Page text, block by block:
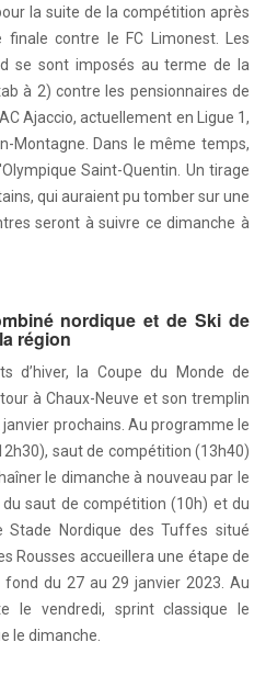
la suite de la compétition après
contre le FC Limonest. Les
se sont imposés au terme de la
à 2) contre les pensionnaires de
Ajaccio, actuellement en Ligue 1,
Montagne. Dans le même temps,
Saint-Quentin. Un tirage
qui auraient pu tomber sur une
seront à suivre ce dimanche à
nordique et de Ski de
région
d’hiver, la Coupe du Monde de
à Chaux-Neuve et son tremplin
prochains. Au programme le
saut de compétition (13h40)
le dimanche à nouveau par le
du saut de compétition (10h) et du
Nordique des Tuffes situé
Rousses accueillera une étape de
fond du 27 au 29 janvier 2023. Au
le vendredi, sprint classique le
le dimanche.